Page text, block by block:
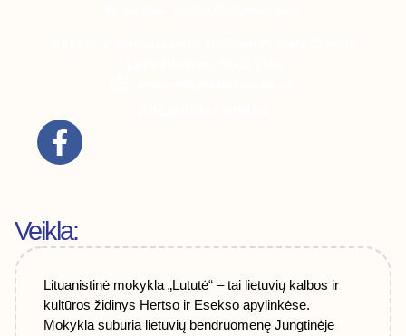
Veikla:
Lituanistinė mokykla „Lututė“ – tai lietuvių kalbos ir
kultūros židinys Hertso ir Esekso apylinkėse.
Mokykla suburia lietuvių bendruomenę Jungtinėje